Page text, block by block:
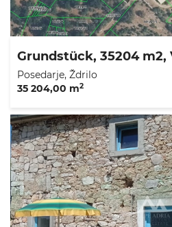
Posedarje, Ždrilo
35 204,00 m2